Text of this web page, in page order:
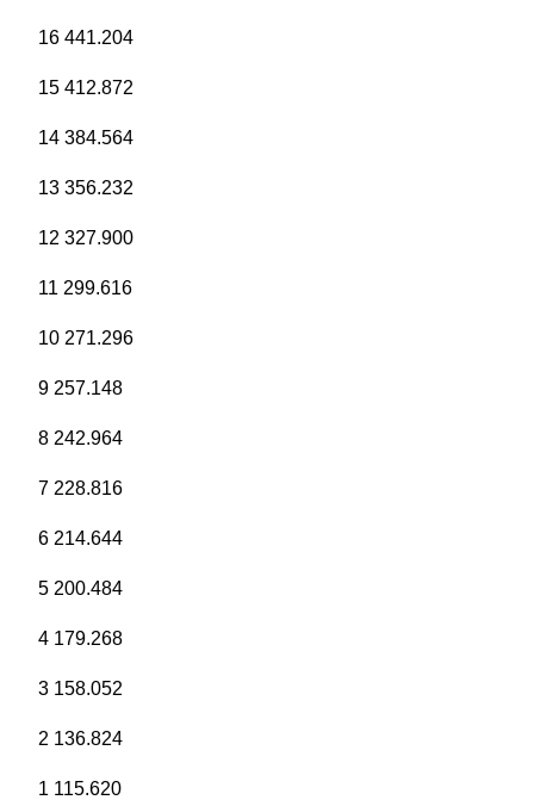
16 441.204
15 412.872
14 384.564
13 356.232
12 327.900
11 299.616
10 271.296
9 257.148
8 242.964
7 228.816
6 214.644
5 200.484
4 179.268
3 158.052
2 136.824
1 115.620